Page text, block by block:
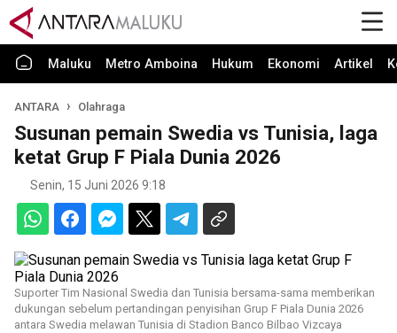
Maluku Metro Amboina Hukum Ekonomi Artikel
ANTARA Olahraga
Susunan pemain Swedia vs Tunisia, laga
ketat Grup F Piala Dunia 2026
Senin, 15 Juni 2026 9:18
Suporter Tim Nasional Swedia dan Tunisia bersama-sama memberikan
dukungan sebelum pertandingan penyisihan Grup F Piala Dunia 2026
antara Swedia melawan Tunisia di Stadion Banco Bilbao Vizcaya